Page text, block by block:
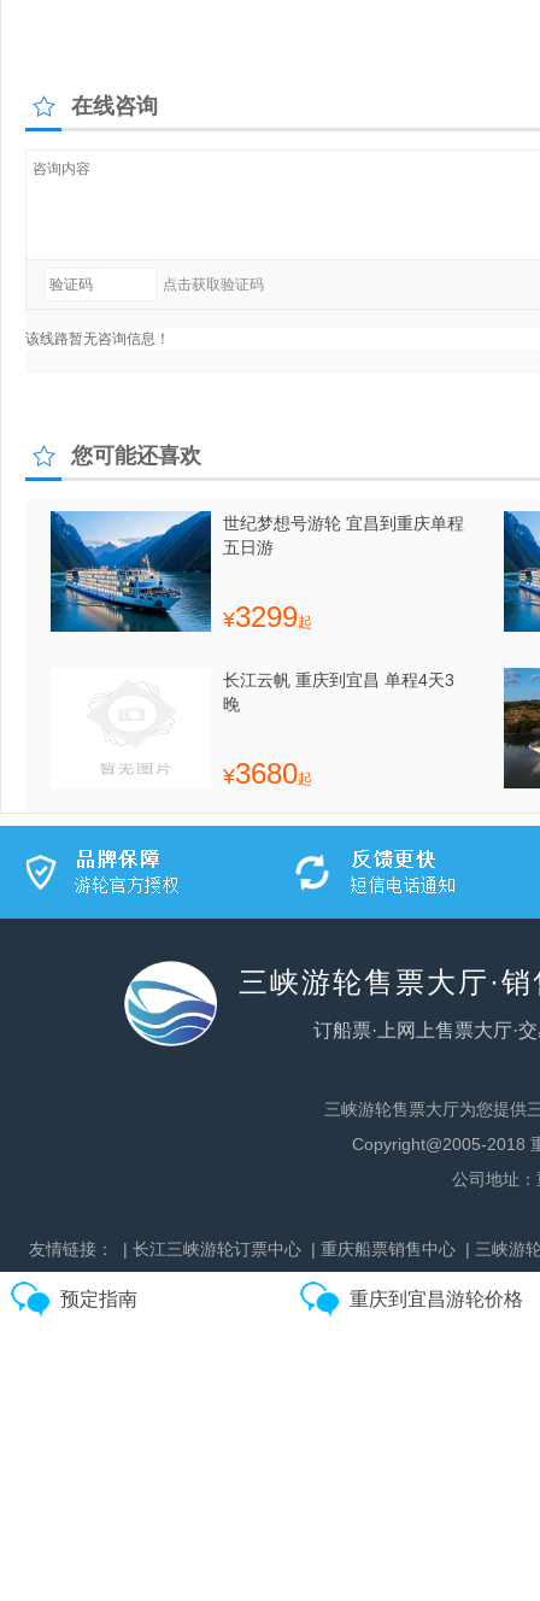
在线咨询
您可能还喜欢
世纪梦想号游轮 宜昌到重庆单程
五日游
¥3299起
长江云帆 重庆到宜昌 单程4天3
晚
¥3680起
三峡游轮售票大厅·
订船票·上网上售票大厅·
三峡游轮售票大厅为您提供
Copyright@2005-2018
公司地址
友情链接： | 长江三峡游轮订票中心 | 重庆船票销售中心 | 三峡游
预定指南 重庆到宜昌游轮价格